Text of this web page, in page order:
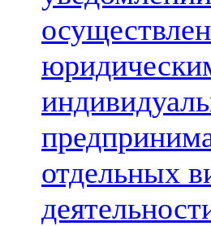
отдельных